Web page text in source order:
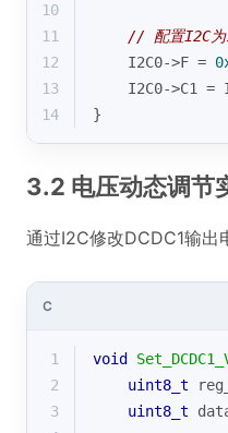
10
11
// 配置I2C为
12
    I2C0->F =
13
I2C0->C1 =
14
}
3.2 电压动态调节
通过I2C修改DCDC1输出
C
1 void
2
uint8_t
3
uint8_t